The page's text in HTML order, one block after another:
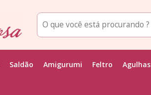
Saldão Amigurumi Feltro Agulhas